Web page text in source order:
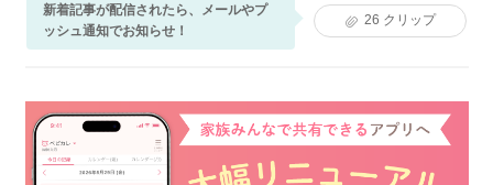
新着記事が配信されたら、メールやプ
ッシュ通知でお知らせ！
26 クリップ